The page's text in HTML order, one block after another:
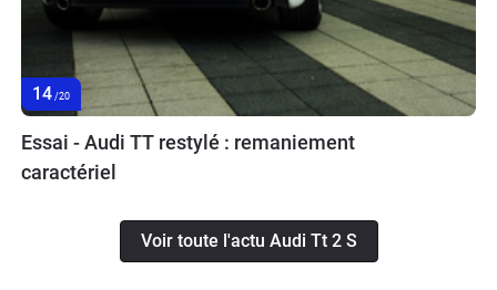
14 /20
Essai - Audi TT restylé : remaniement
caractériel
Voir toute l'actu Audi Tt 2 S